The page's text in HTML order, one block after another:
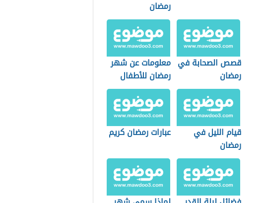
رمضان
قصص الصحابة في
رمضان
معلومات عن شهر
رمضان للأطفال
قيام الليل في
رمضان
عبارات رمضان كريم